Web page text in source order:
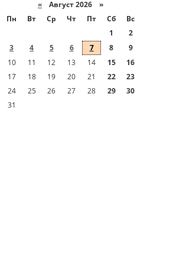
« Август 2026 »
Пн
Вт Ср Чт Пт Сб
Вс
1
2
3
4 5 6 7 8
9
10
11 12 13 14 15
16
17
18 19 20 21 22
23
24
25 26 27 28 29
30
31